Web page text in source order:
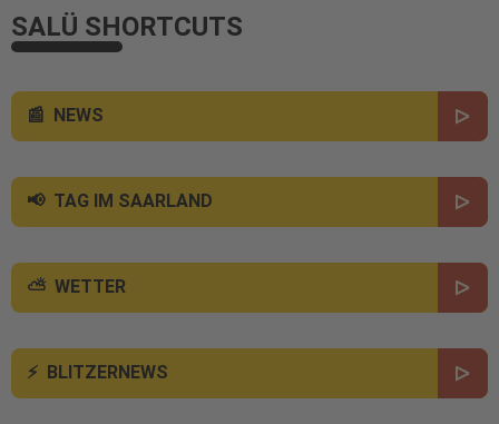
SALÜ SHORTCUTS
NEWS
TAG IM SAARLAND
WETTER
BLITZERNEWS